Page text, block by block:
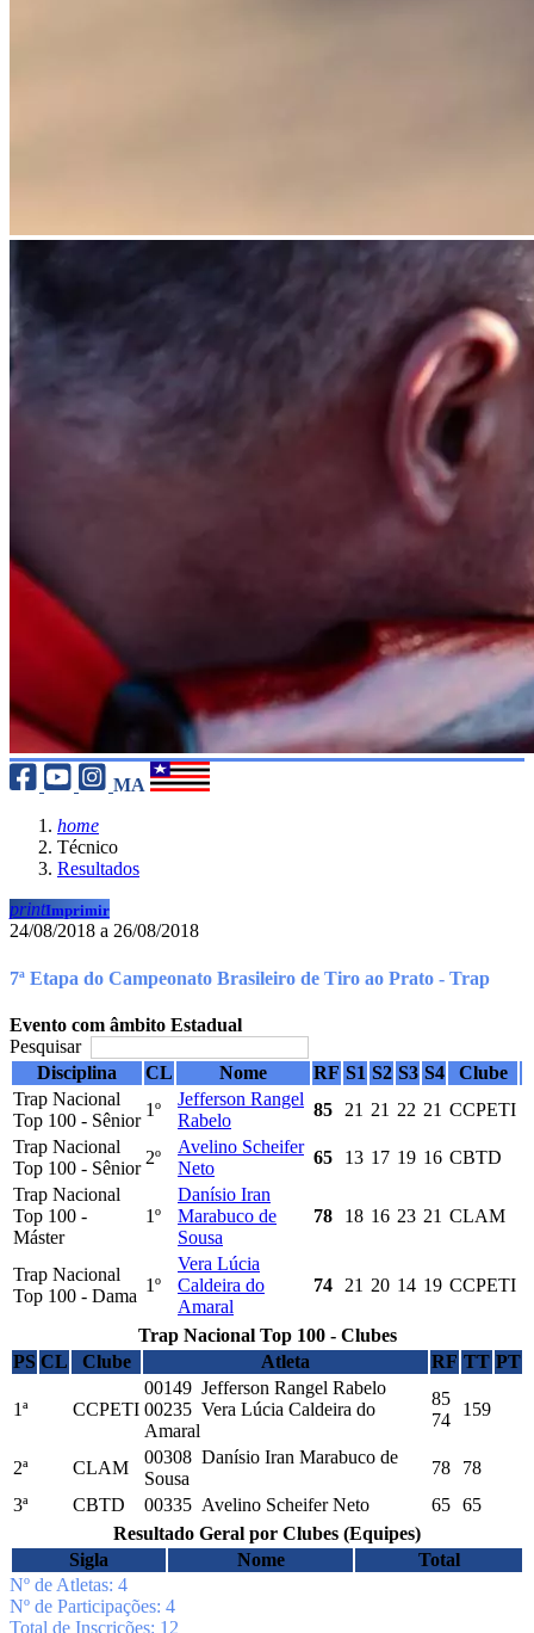
MA
home
Técnico
Resultados
printImprimir
24/08/2018 a 26/08/2018
7ª Etapa do Campeonato Brasileiro de Tiro ao Prato - Trap
Evento com âmbito Estadual
Pesquisar
Disciplina
CL Nome RF S1 S2 S3 S4
Clube
Trap Nacional
Top 100 - Sênior
1º
Jefferson Rangel
Rabelo
85 21 21 22 21 CCPETI
Trap Nacional
Top 100 - Sênior
2º
Avelino Scheifer
Neto
65 13 17 19 16 CBTD
Trap Nacional
Top 100 -
Máster
1º
Danísio Iran
Marabuco de
Sousa
78 18 16 23 21 CLAM
Trap Nacional
Top 100 - Dama
1º
Vera Lúcia
Caldeira do
Amaral
74 21 20 14 19 CCPETI
Trap Nacional Top 100 - Clubes
PS CL Clube Atleta RF TT PT
1ª CCPETI
00149 Jefferson Rangel Rabelo
00235 Vera Lúcia Caldeira do
Amaral
85
74
159
2ª CLAM
00308 Danísio Iran Marabuco de
Sousa
78
78
3ª
CBTD 00335 Avelino Scheifer Neto 65 65
Resultado Geral por Clubes (Equipes)
Sigla
Nome
Total
Nº de Atletas: 4
Nº de Participações: 4
Total de Inscrições: 12